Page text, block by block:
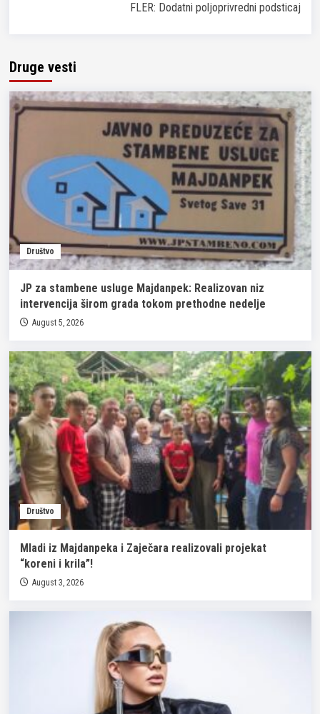
FLER: Dodatni poljoprivredni podsticaj
Druge vesti
Društvo
JP za stambene usluge Majdanpek: Realizovan niz
intervencija širom grada tokom prethodne nedelje
August 5, 2026
Društvo
Mladi iz Majdanpeka i Zaječara realizovali projekat
“koreni i krila”!
August 3, 2026